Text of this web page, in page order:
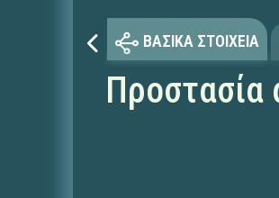
ΒΑΣΙΚΑ ΣΤΟΙΧΕΙΑ
Προστασία